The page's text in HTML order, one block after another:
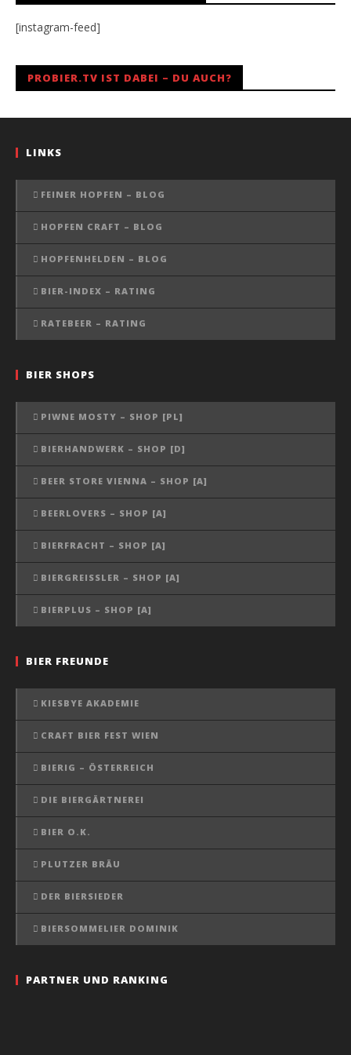
[instagram-feed]
PROBIER.TV IST DABEI – DU AUCH?
LINKS
FEINER HOPFEN – BLOG
HOPFEN CRAFT – BLOG
HOPFENHELDEN – BLOG
BIER-INDEX – RATING
RATEBEER – RATING
BIER SHOPS
PIWNE MOSTY – SHOP [PL]
BIERHANDWERK – SHOP [D]
BEER STORE VIENNA – SHOP [A]
BEERLOVERS – SHOP [A]
BIERFRACHT – SHOP [A]
BIERGREISSLER – SHOP [A]
BIERPLUS – SHOP [A]
BIER FREUNDE
KIESBYE AKADEMIE
CRAFT BIER FEST WIEN
BIERIG – ÖSTERREICH
DIE BIERGÄRTNEREI
BIER O.K.
PLUTZER BRÄU
DER BIERSIEDER
BIERSOMMELIER DOMINIK
PARTNER UND RANKING